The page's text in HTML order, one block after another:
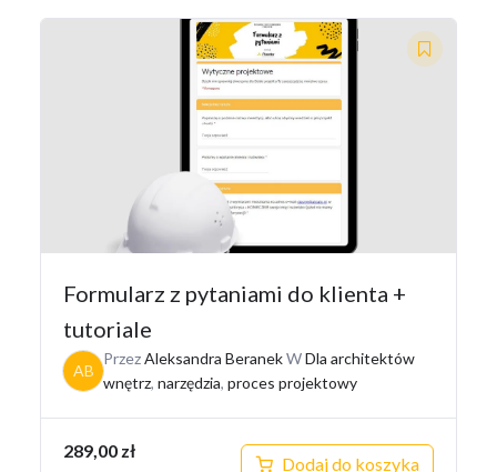
Formularz z pytaniami do klienta +
tutoriale
AB
PrzezAleksandra BeranekWDla architektów
wnętrz, narzędzia, proces projektowy
289,00 zł
Dodaj do koszyka